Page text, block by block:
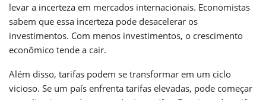
levar a incerteza em mercados internacionais. Economistas
sabem que essa incerteza pode desacelerar os
investimentos. Com menos investimentos, o crescimento
econômico tende a cair.
Além disso, tarifas podem se transformar em um ciclo
vicioso. Se um país enfrenta tarifas elevadas, pode começar